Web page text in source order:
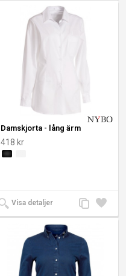
Damskjorta - lång ärm
418 kr
Visa detaljer
Lägg
till i
Lägg
till